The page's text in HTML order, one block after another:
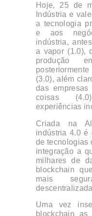
Hoje, 25 de
Indústria e
a tecnologia
e aos
indústria,
a vapor (1.0),
produção
(3.0), além
das
coisas
experiências
Criada na
indústria 4.0 é
de tecnologias
integração a
milhares de
blockchain
mais
Uma vez
blockchain as